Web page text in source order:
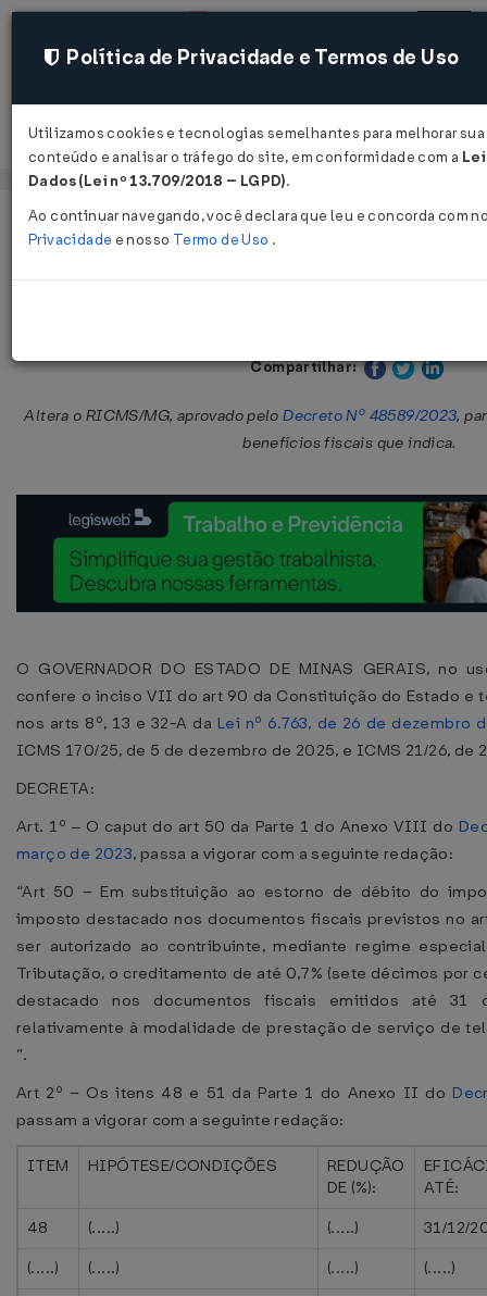
Acessar
Página Inicial Legislações Legislação Estadual - Minas
Decreto Nº 49223 DE 29/04/2026
Compartilhar:
Altera o RICMS/MG, aprovado peloDecreto Nº 48589/2023,
benefícios fiscais que indica.
O GOVERNADOR DO ESTADO DE MINAS GERAIS, no
confere o inciso VII do art 90 da Constituição do Estado e
nos arts 8º, 13 e 32-A da Lei nº 6.763, de 26 de dezembro
ICMS 170/25, de 5 de dezembro de 2025, e ICMS 21/26, de
DECRETA:
Art. 1º ‒ O caput do art 50 da Parte 1 do Anexo VIII do
março de 2023, passa a vigorar com a seguinte redação:
“Art 50 – Em substituição ao estorno de débito do
imposto destacado nos documentos fiscais previstos no
ser autorizado ao contribuinte, mediante regime
Tributação, o creditamento de até 0,7% (sete décimos por
destacado nos documentos fiscais emitidos até 31
relativamente à modalidade de prestação de serviço de
”.
Art 2º – Os itens 48 e 51 da Parte 1 do Anexo II do
passam a vigorar com a seguinte redação:
ITEM HIPÓTESE/CONDIÇÕES
REDUÇÃO
DE (%):
ATÉ:
48
(.....) (.....)
31/12/
(.....)
(.....) (.....)
(.....)
Política de Privacidade e Termos de Uso
Utilizamos cookies e tecnologias semelhantes para melhorar
conteúdo e analisar o tráfego do site, em conformidade com a
Dados (Lei nº 13.709/2018 – LGPD).
Ao continuar navegando, você declara que leu e concorda com
Privacidade e nosso Termo de Uso .